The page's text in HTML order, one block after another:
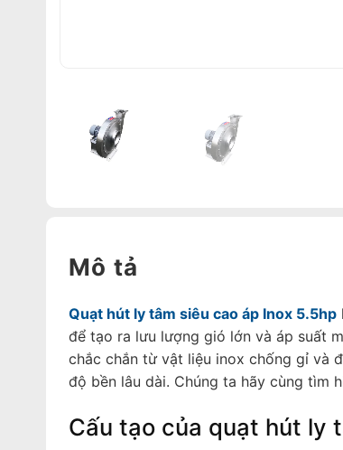
Mô tả
Quạt hút ly tâm siêu cao áp Inox 5.5hp
để tạo ra lưu lượng gió lớn và áp suất
chắc chắn từ vật liệu inox chống gỉ và
độ bền lâu dài. Chúng ta hãy cùng tìm
Cấu tạo của quạt hút ly